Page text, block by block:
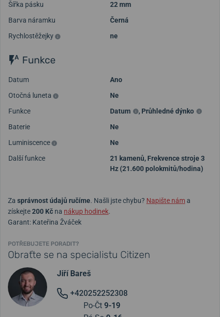
Šířka pásku
22 mm
Barva náramku
Černá
Rychlostěžejky
ne
Funkce
Datum
Ano
Otočná luneta
Ne
Funkce
Datum , Průhledné dýnko
Baterie
Ne
Luminiscence
Ne
Další funkce
21 kamenů, Frekvence stroje 3
Hz (21.600 polokmitů/hodina)
Za správnost údajů ručíme. Našli jste chybu? Napište náma
získejte200 Kč na nákup hodinek.
Garant: Kateřina Žváček
POTŘEBUJETE PORADIT?
Obraťte se na specialistu Citizen
Jiří Bareš
+420252252308
Po-Čt 9-19